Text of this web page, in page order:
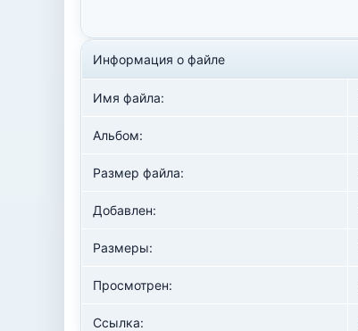
Информация о файле
Имя файла:
Альбом:
Размер файла:
Добавлен:
Размеры:
Просмотрен:
Ссылка: